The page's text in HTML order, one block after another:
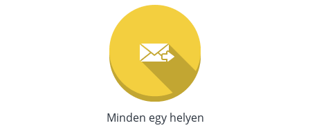
Minden egy helyen